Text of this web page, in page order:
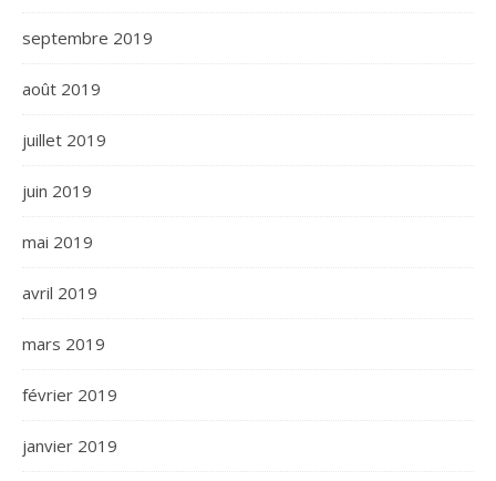
septembre 2019
août 2019
juillet 2019
juin 2019
mai 2019
avril 2019
mars 2019
février 2019
janvier 2019